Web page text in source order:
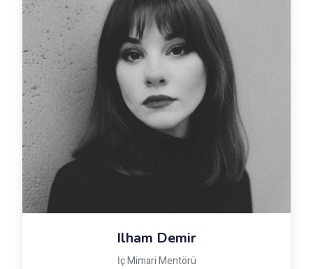
Ilham Demir
İç Mimari Mentörü